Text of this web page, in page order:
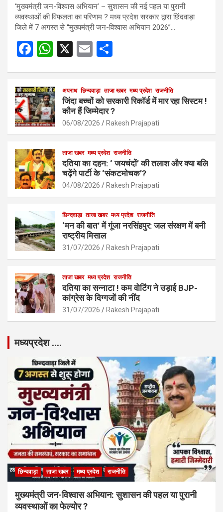
‘मुख्यमंत्री जन-विश्वास अभियान’ – सुशासन की नई पहल या पुरानी
व्यवस्थाओं की विफलता का परिणाम ? मध्य प्रदेश सरकार द्वारा छिंदवाड़ा
जिले में 7 अगस्त से “मुख्यमंत्री जन-विश्वास अभियान 2026”…
F
b
o
o
k
W
s
A
p
p
X
E
e
अपराध छिन्दवाड़ा ताजा खबर मध्य प्रदेश राजनीति
जिंदा बच्चों को सरकारी रिकॉर्ड में मार रहा सिस्टम !
कौन हैं जिम्मेदार ?
06/08/2026 Rakesh Prajapati
ताजा खबर मध्य प्रदेश राजनीति
दतिया का दहन: ‘ जयचंदों’ की तलाश और क्या बलि
चढ़ेंगे पार्टी के ‘संकटमोचक’?
04/08/2026 Rakesh Prajapati
छिन्दवाड़ा ताजा खबर मध्य प्रदेश राजनीति
‘मन की बात’ में गूंजा नरसिंहपुर: जल संरक्षण में बनी
राष्ट्रीय मिसाल
31/07/2026 Rakesh Prajapati
ताजा खबर मध्य प्रदेश राजनीति
दतिया का सन्नाटा ! कम वोटिंग ने उड़ाई BJP-
कांग्रेस के दिग्गजों की नींद
31/07/2026 Rakesh Prajapati
मध्यप्रदेश ….
छिन्दवाड़ा ताजा खबर मध्य प्रदेश राजनीति
मुख्यमंत्री जन-विश्वास अभियान: सुशासन की पहल या पुरानी
व्यवस्थाओं का फेल्योर ?